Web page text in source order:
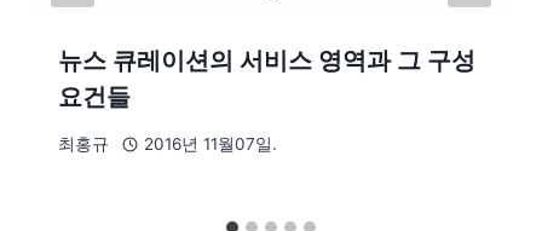
뉴스 큐레이션의 서비스 영역과 그 구성
요건들
최홍규 2016년 11월07일.